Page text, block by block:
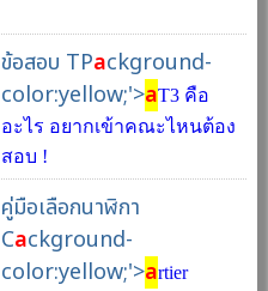
ข้อสอบ TPackground-
color:yellow;'>aT3 คือ
อะไร อยากเข้าคณะไหนต้อง
สอบ !
คู่มือเลือกนาฬิกา
Cackground-
color:yellow;'>artier